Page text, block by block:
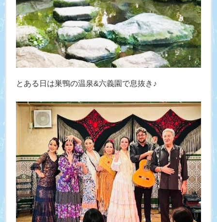
とある日は巣鴨の温泉&六義園で息抜き♪